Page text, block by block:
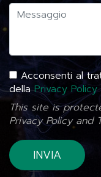
Acconsenti al
dellaPrivacy Policy
This site is
Privacy Policyand